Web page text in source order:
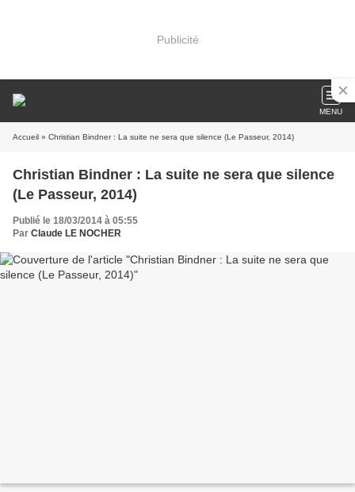
Publicité
MENU
Accueil » Christian Bindner : La suite ne sera que silence (Le Passeur, 2014)
Christian Bindner : La suite ne sera que silence
(Le Passeur, 2014)
Publié le 18/03/2014 à 05:55
Par Claude LE NOCHER